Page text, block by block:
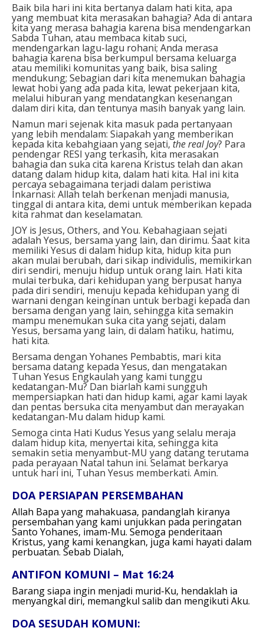
Baik bila hari ini kita bertanya dalam hati kita, apa
yang membuat kita merasakan bahagia? Ada di antara
kita yang merasa bahagia karena bisa mendengarkan
Sabda Tuhan, atau membaca kitab suci,
mendengarkan lagu-lagu rohani; Anda merasa
bahagia karena bisa berkumpul bersama keluarga
atau memiliki komunitas yang baik, bisa saling
mendukung; Sebagian dari kita menemukan bahagia
lewat hobi yang ada pada kita, lewat pekerjaan kita,
melalui hiburan yang mendatangkan kesenangan
dalam diri kita, dan tentunya masih banyak yang lain.
Namun mari sejenak kita masuk pada pertanyaan
yang lebih mendalam: Siapakah yang memberikan
kepada kita kebahgiaan yang sejati,the real Joy? Para
pendengar RESI yang terkasih, kita merasakan
bahagia dan suka cita karena Kristus telah dan akan
datang dalam hidup kita, dalam hati kita. Hal ini kita
percaya sebagaimana terjadi dalam peristiwa
Inkarnasi: Allah telah berkenan menjadi manusia,
tinggal di antara kita, demi untuk memberikan kepada
kita rahmat dan keselamatan.
JOY is Jesus, Others, and You. Kebahagiaan sejati
adalah Yesus, bersama yang lain, dan dirimu. Saat kita
memiliki Yesus di dalam hidup kita, hidup kita pun
akan mulai berubah, dari sikap individulis, memikirkan
diri sendiri, menuju hidup untuk orang lain. Hati kita
mulai terbuka, dari kehidupan yang berpusat hanya
pada diri sendiri, menuju kepada kehidupan yang di
warnani dengan keinginan untuk berbagi kepada dan
bersama dengan yang lain, sehingga kita semakin
mampu menemukan suka cita yang sejati, dalam
Yesus, bersama yang lain, di dalam hatiku, hatimu,
hati kita.
Bersama dengan Yohanes Pembabtis, mari kita
bersama datang kepada Yesus, dan mengatakan
Tuhan Yesus Engkaulah yang kami tunggu
kedatangan-Mu? Dan biarlah kami sungguh
mempersiapkan hati dan hidup kami, agar kami layak
dan pentas bersuka cita menyambut dan merayakan
kedatangan-Mu dalam hidup kami.
Semoga cinta Hati Kudus Yesus yang selalu meraja
dalam hidup kita, menyertai kita, sehingga kita
semakin setia menyambut-MU yang datang terutama
pada perayaan Natal tahun ini. Selamat berkarya
untuk hari ini, Tuhan Yesus memberkati. Amin.
DOA PERSIAPAN PERSEMBAHAN
Allah Bapa yang mahakuasa, pandanglah kiranya
persembahan yang kami unjukkan pada peringatan
Santo Yohanes, imam-Mu. Semoga penderitaan
Kristus, yang kami kenangkan, juga kami hayati dalam
perbuatan. Sebab Dialah,
ANTIFON KOMUNI – Mat 16:24
Barang siapa ingin menjadi murid-Ku, hendaklah ia
menyangkal diri, memangkul salib dan mengikuti Aku.
DOA SESUDAH KOMUNI: